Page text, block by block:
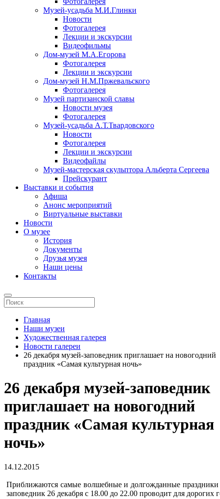
Музей-усадьба М.И.Глинки
Новости
Фотогалерея
Лекции и экскурсии
Видеофильмы
Дом-музей М.А.Егорова
Фотогалерея
Лекции и экскурсии
Дом-музей Н.М.Пржевальского
Фотогалерея
Музей партизанской славы
Новости музея
Фотогалерея
Музей-усадьба А.Т.Твардовского
Новости
Фотогалерея
Лекции и экскурсии
Видеофайлы
Музей-мастерская скульптора Альберта Сергеева
Прейскурант
Выставки и события
Афиша
Анонс мероприятий
Виртуальные выставки
Новости
О музее
История
Документы
Друзья музея
Наши цены
Контакты
Главная
Наши музеи
Художественная галерея
Новости галереи
26 декабря музей-заповедник приглашает на новогодний
праздник «Самая культурная ночь»
26 декабря музей-заповедник
приглашает на новогодний
праздник «Самая культурная
ночь»
14.12.2015
Приближаются самые волшебные и долгожданные
заповедник 26 декабря с 18.00 до 22.00 проводит для